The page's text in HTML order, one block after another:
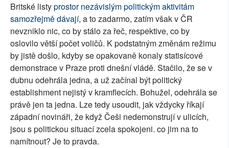
Britské listyprostor nezávislým politickým aktivitám
samozřejmě dávají, a to zadarmo, zatím však v ČR
nevzniklo nic, co by stálo za řeč, respektive, co by
oslovilo větší počet voličů. K podstatným změnám režimu
by jistě došlo, kdyby se opakovaně konaly statisícové
demonstrace v Praze proti dnešní vládě. Stačilo, že se v
dubnu odehrála jedna, a už začínal být politický
establishment nejistý v kramflecích. Bohužel, odehrála se
právě jen ta jedna. Lze tedy usoudit, jak vždycky říkají
západní novináři, že když Češi nedemonstrují v ulicích,
jsou s politickou situací zcela spokojeni. co jim na to
namítnout? Je to pravda.